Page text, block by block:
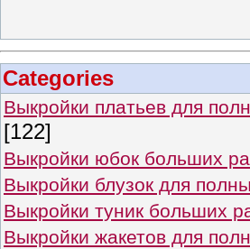
Categories
Выкройки платьев для
[122]
Выкройки юбок больших
Выкройки блузок для
Выкройки туник больших
Выкройки жакетов для